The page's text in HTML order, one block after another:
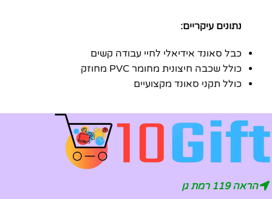
נתונים עיקריים:
כבל סאונד אידיאלי לחיי עבודה קשים
כולל שכבה חיצונית מחומר PVC מחוזק
כולל תקני סאונד מקצועיים
הראה 119 רמת גן